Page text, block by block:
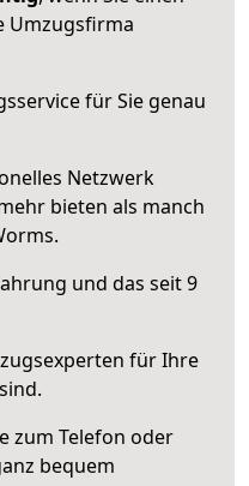
Umzugsfirma
für Sie genau
Netzwerk
bieten als manch
und das seit 9
für Ihre
zum Telefon oder
bequem